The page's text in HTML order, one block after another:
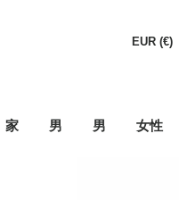
EUR (€)
家 男 男 女性